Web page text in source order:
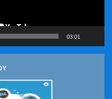
03:01